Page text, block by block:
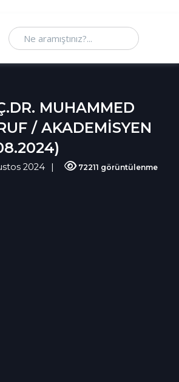
Ne aramıştınız
MUHAMMED
/ AKADEMİSYEN
2024 72211 görüntülenme